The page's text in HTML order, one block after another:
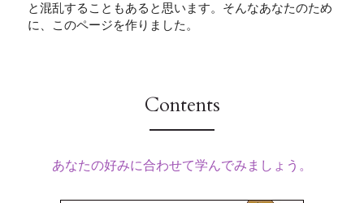
と混乱することもあると思います。そんなあなたのため
に、このページを作りました。
Contents
あなたの好みに合わせて学んでみましょう。